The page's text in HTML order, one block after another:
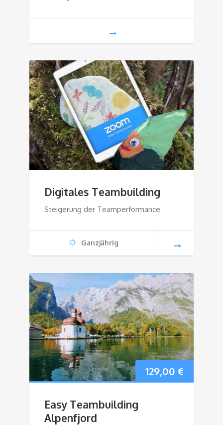
Digitales Teambuilding
Steigerung der Teamperformance
Ganzjährig
129,00 €
Easy Teambuilding
Alpenfjord